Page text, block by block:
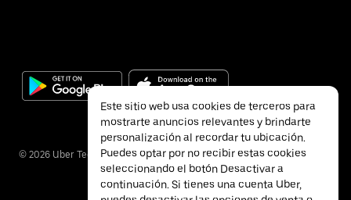
© 2026 Uber Technologies Inc.
Este sitio web usa cookies de terceros para
mostrarte anuncios relevantes y brindarte
personalización al recordar tu ubicación.
Puedes optar por no recibir estas cookies
seleccionando el botón Desactivar a
continuación. Si tienes una cuenta Uber,